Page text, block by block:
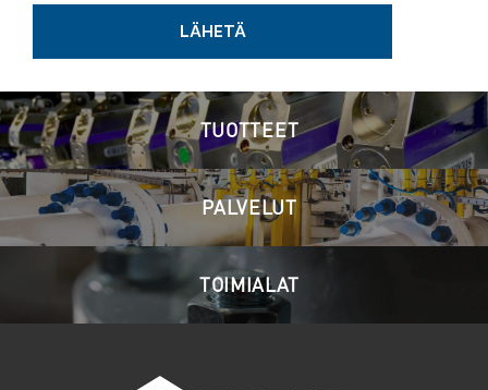
LÄHETÄ
TUOTTEET
PALVELUT
TOIMIALAT